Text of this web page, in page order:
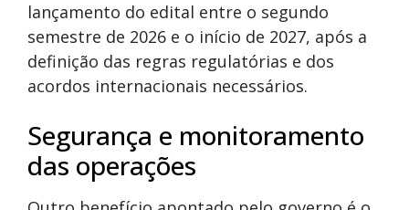
lançamento do edital entre o segundo
semestre de 2026 e o início de 2027, após a
definição das regras regulatórias e dos
acordos internacionais necessários.
Segurança e monitoramento
das operações